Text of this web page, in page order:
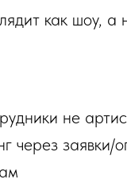
как шоу, а
не
через